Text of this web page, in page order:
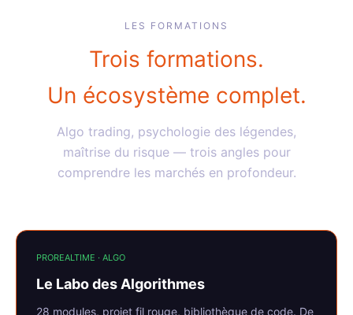
LES FORMATIONS
Trois formations.
Un écosystème complet.
Algo trading, psychologie des légendes,
maîtrise du risque — trois angles pour
comprendre les marchés en profondeur.
PROREALTIME · ALGO
Le Labo des Algorithmes
28 modules, projet fil rouge, bibliothèque de code. De